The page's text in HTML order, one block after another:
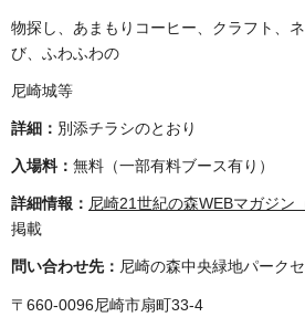
物探し、あまもりコーヒー、クラフト、
び、ふわふわの
尼崎城等
詳細： 別添チラシのとおり
入場料： 無料（一部有料ブース有り）
詳細情報： 尼崎21世紀の森WEBマガジン
掲載
問い合わせ先： 尼崎の森中央緑地パーク
〒660-0096尼崎市扇町33-4